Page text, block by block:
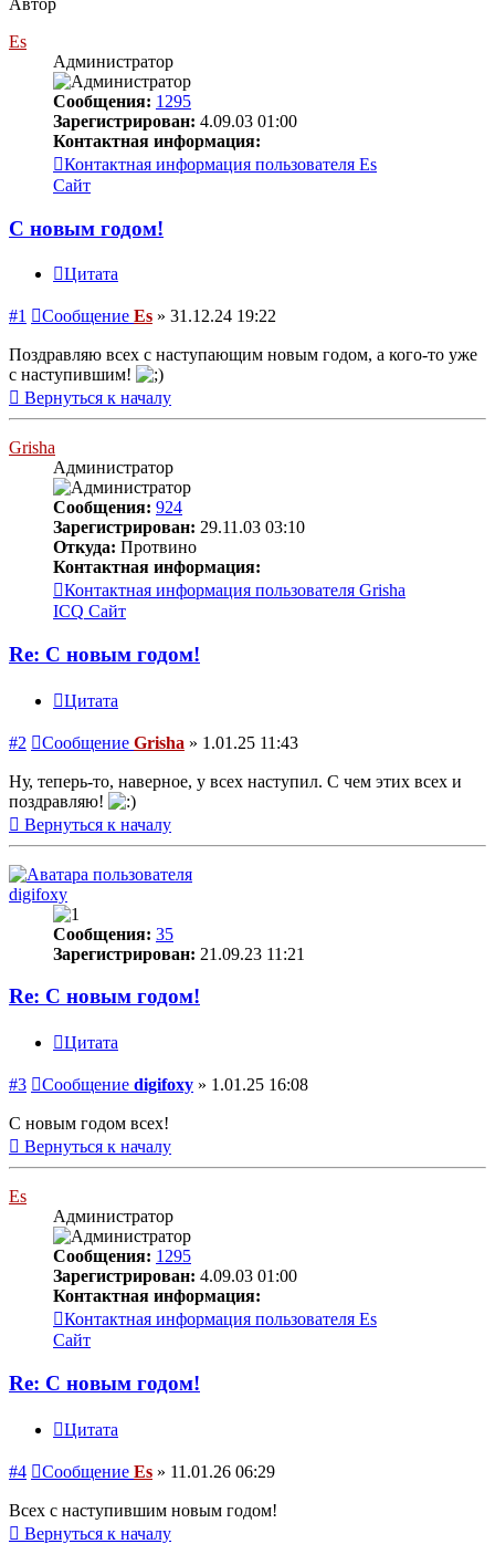
Es
Администратор
Сообщения: 1295
Зарегистрирован: 4.09.03 01:00
Контактная информация:
Контактная информация пользователя Es
Сайт
С новым годом!
Цитата
#1 Сообщение Es » 31.12.24 19:22
Поздравляю всех с наступающим новым годом, а кого-то уже
с наступившим!
Вернуться к началу
Grisha
Администратор
Сообщения: 924
Зарегистрирован: 29.11.03 03:10
Откуда: Протвино
Контактная информация:
Контактная информация пользователя Grisha
ICQ Сайт
Re: С новым годом!
Цитата
#2 Сообщение Grisha » 1.01.25 11:43
Ну, теперь-то, наверное, у всех наступил. С чем этих всех и
поздравляю!
Вернуться к началу
digifoxy
Сообщения: 35
Зарегистрирован: 21.09.23 11:21
Re: С новым годом!
Цитата
#3 Сообщение digifoxy » 1.01.25 16:08
С новым годом всех!
Вернуться к началу
Es
Администратор
Сообщения: 1295
Зарегистрирован: 4.09.03 01:00
Контактная информация:
Контактная информация пользователя Es
Сайт
Re: С новым годом!
Цитата
#4 Сообщение Es » 11.01.26 06:29
Всех с наступившим новым годом!
Вернуться к началу